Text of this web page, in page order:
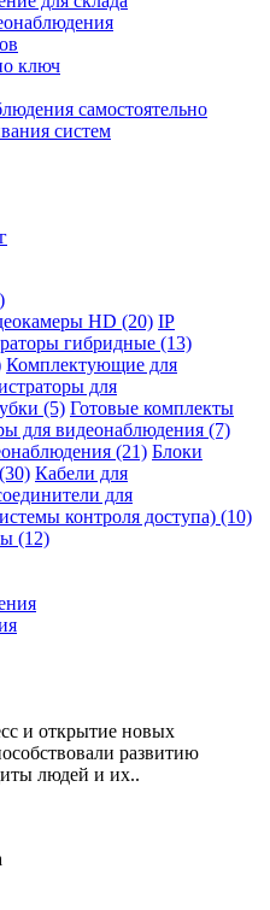
ключ
самостоятельно
систем
HD (20) IP
гибридные (13)
Комплектующие для
для
(5) Готовые комплекты
для видеонаблюдения (7)
(21) Блоки
Кабели для
для
контроля доступа) (10)
(12)
и открытие новых
развитию
людей и их..